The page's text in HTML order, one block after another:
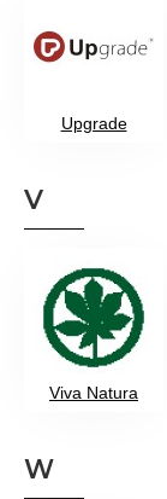
Upgrade
V
Viva Natura
W